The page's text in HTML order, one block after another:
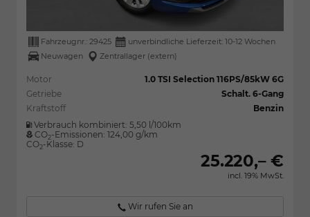
Fahrzeugnr.: 29425
unverbindliche Lieferzeit: 10-12 Wochen
Neuwagen
Zentrallager (extern)
Motor
1.0 TSI Selection 116PS/85kW 6G
Getriebe
Schalt. 6-Gang
Kraftstoff
Benzin
Verbrauch kombiniert: 5,50 l/100km
CO2-Emissionen: 124,00 g/km
CO2-Klasse: D
25.220,– €
incl. 19% MwSt.
Wir rufen Sie an